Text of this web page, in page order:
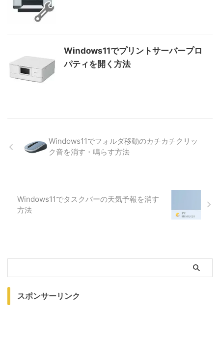
Windows11でプリントサーバープロ
パティを開く方法
Windows11でフォルダ移動のカチカチクリッ
ク音を消す・鳴らす方法
Windows11でタスクバーの天気予報を消す
方法
スポンサーリンク